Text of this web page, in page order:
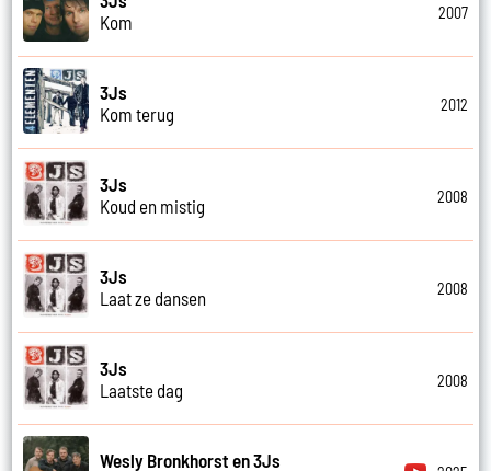
Kom
2007
3Js
Kom terug
2012
3Js
Koud en mistig
2008
3Js
Laat ze dansen
2008
3Js
Laatste dag
2008
Wesly Bronkhorst en 3Js